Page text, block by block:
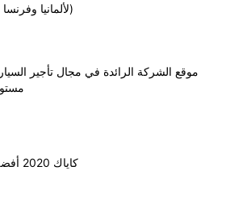
(لألمانيا وفرنسا وإسبانيا)
موقع الشركة الرائدة في مجال تأجير
كاياك 2020 أفضل نظافة